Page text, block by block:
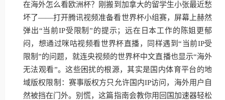
在海外怎么看欧洲杯？刚搬到加拿大的留学生小张最近愁
坏了——打开腾讯视频准备看世界杯小组赛，屏幕上赫然
弹出“当前IP受限制”的提示；远在日本工作的陈姐更郁
闷，想通过咪咕视频看世界杯直播，同样遇到“当前IP受
限制”的问题，就连央视频的世界杯中文直播也显示“海外
无法观看”。这些困扰的根源，其实是国内体育平台的地
域版权限制：赛事版权方只允许国内IP访问，海外用户自
然被挡在门外。别慌，这篇指南会教你用回国加速器轻松